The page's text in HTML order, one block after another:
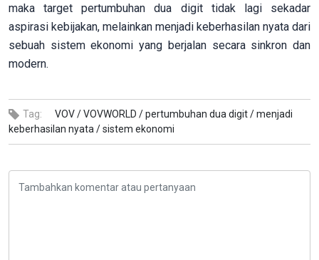
maka target pertumbuhan dua digit tidak lagi sekadar
aspirasi kebijakan, melainkan menjadi keberhasilan nyata dari
sebuah sistem ekonomi yang berjalan secara sinkron dan
modern.
Tag: VOV /VOVWORLD /pertumbuhan dua digit /menjadi
keberhasilan nyata /sistem ekonomi